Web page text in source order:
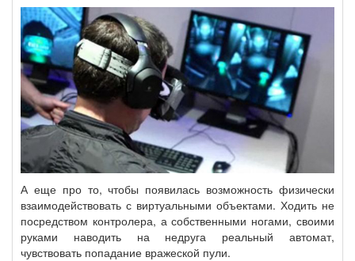
А еще про то, чтобы появилась возможность физически
взаимодействовать с виртуальными объектами. Ходить не
посредством контролера, а собственными ногами, своими
руками наводить на недруга реальный автомат,
чувствовать попадание вражеской пули.